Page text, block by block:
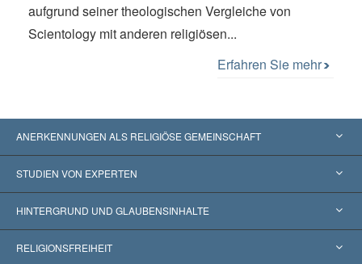
aufgrund seiner theologischen Vergleiche von
Scientology mit anderen religiösen...
Erfahren Sie mehr
ANERKENNUNGEN ALS RELIGIÖSE GEMEINSCHAFT
Vereinigte Staaten von Amerika
Weltweite Anerkennungen
Wegweisende Entscheidungen
STUDIEN VON EXPERTEN
Gutachten nach Kategorie
Die weltweit führenden Experten
HINTERGRUND UND GLAUBENSINHALTE
L. Ron Hubbard
RELIGIONSFREIHEIT